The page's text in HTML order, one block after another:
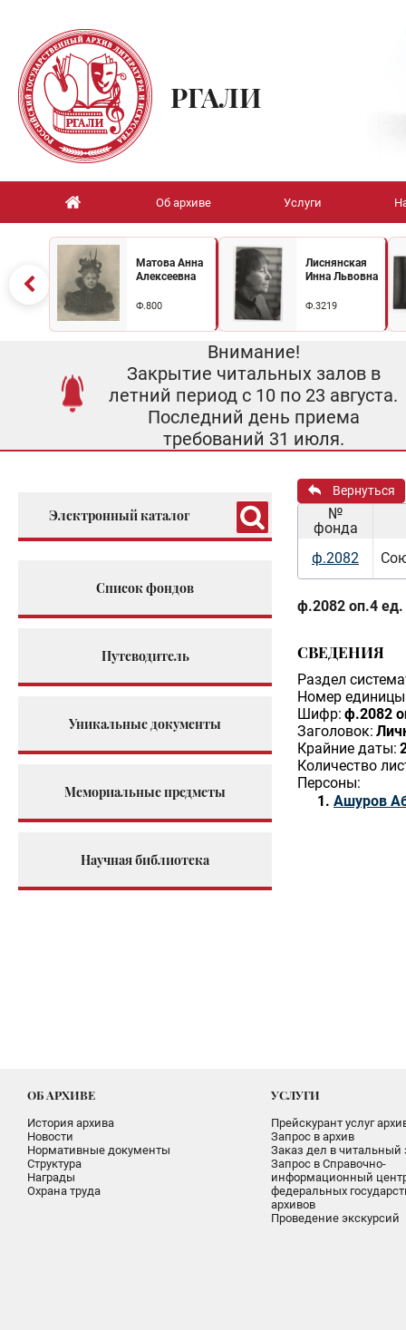
РГАЛИ
Об архиве Услуги
Матова Анна
Алексеевна
Ф.800
Лиснянская
Инна Львовна
Ф.3219
Внимание!
Закрытие читальных залов в
летний период с 10 по 23 августа.
Последний день приема
требований 31 июля.
Электронный каталог
Список фондов
Путеводитель
Уникальные документы
Мемориальные предметы
Научная библиотека
Вернуться
№
фонда
ф.2082
ф.2082 оп.4 ед.
СВЕДЕНИЯ
Раздел
Номер единицы
Шифр: ф.2082
Заголовок:
Крайние даты:
Количество
Персоны:
Ашуров
ОБ АРХИВЕ
История архива
Новости
Нормативные документы
Структура
Награды
Охрана труда
УСЛУГИ
Прейскурант услуг
Запрос в архив
Заказ дел в читальный
Запрос в Справочно-
информационный
федеральных
архивов
Проведение экскурсий